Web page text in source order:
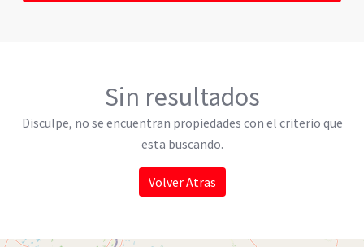
Sin resultados
Disculpe, no se encuentran propiedades con el criterio que
esta buscando.
Volver Atras